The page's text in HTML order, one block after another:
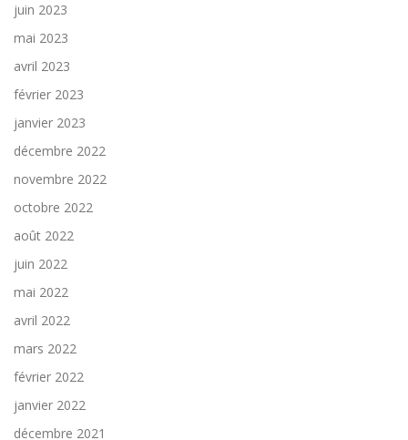
juin 2023
mai 2023
avril 2023
février 2023
janvier 2023
décembre 2022
novembre 2022
octobre 2022
août 2022
juin 2022
mai 2022
avril 2022
mars 2022
février 2022
janvier 2022
décembre 2021